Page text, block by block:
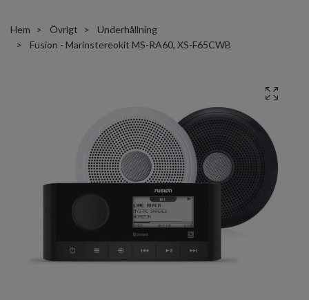
Hem Övrigt
Underhållning
Fusion - Marinstereokit MS-RA60, XS-F65CWB